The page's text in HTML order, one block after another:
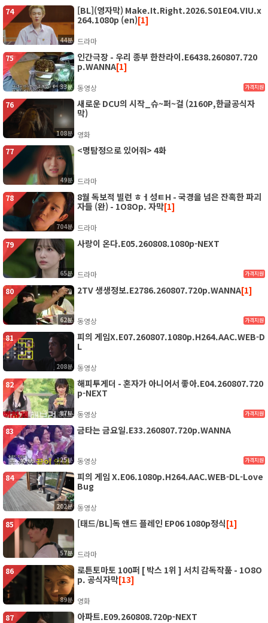
44분
74
[BL](영자막) Make.It.Right.2026.S01E04.VIU.x
264.1080p (en)[1]
드라마
33분
75
인간극장 - 우리 종부 한찬라이.E6438.260807.720
p.WANNA[1]
동영상 가격지원
108분
76
새로운 DCU의 시작_슈~퍼~걸 (2160P,한글공식자
막)
영화
49분
77 <명탐정으로 있어줘> 4화
드라마
704분
78
8월 독보적 빌런 ㅎㅓ성ㅌH - 국경을 넘은 잔혹한 파괴
자들 (완) - 1O8Op. 자막[1]
드라마
65분
79 사랑이 온다.E05.260808.1080p-NEXT
드라마 가격지원
62분
80 2TV 생생정보.E2786.260807.720p.WANNA[1]
동영상 가격지원
208분
81
피의 게임X.E07.260807.1080p.H264.AAC.WEB-D
L
동영상
87분
82
해피투게더 - 혼자가 아니어서 좋아.E04.260807.720
p-NEXT
동영상 가격지원
125분
83 금타는 금요일.E33.260807.720p.WANNA
동영상 가격지원
202분
84
피의 게임 X.E06.1080p.H264.AAC.WEB-DL-Love
Bug
동영상
57분
85 [태드/BL]독 앤드 플레인 EP06 1080p정식[1]
드라마
89분
86
로튼토마토 100퍼 [ 박스 1위 ] 서치 감독작품 - 1O8O
p. 공식자막[13]
영화
87 아파트.E09.260808.720p-NEXT